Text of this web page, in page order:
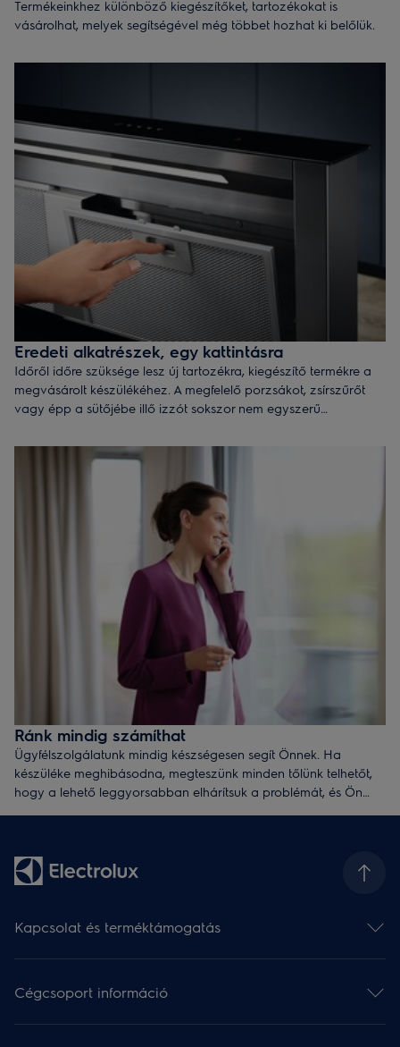
Termékeinkhez különböző kiegészítőket, tartozékokat is
vásárolhat, melyek segítségével még többet hozhat ki belőlük.
Eredeti alkatrészek, egy kattintásra
Időről időre szüksége lesz új tartozékra, kiegészítő termékre a
megvásárolt készülékéhez. A megfelelő porzsákot, zsírszűrőt
vagy épp a sütőjébe illő izzót sokszor nem egyszerű
elérhetőek.
Ránk mindig számíthat
Ügyfélszolgálatunk mindig készségesen segít Önnek. Ha
készüléke meghibásodna, megteszünk minden tőlünk telhetőt,
hogy a lehető leggyorsabban elhárítsuk a problémát, és Ön
Kapcsolat és terméktámogatás
Hírlevél
Terméktámogatás
Termékregisztráció
Cégcsoport információ